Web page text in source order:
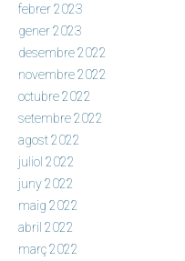
febrer 2023
gener 2023
desembre 2022
novembre 2022
octubre 2022
setembre 2022
agost 2022
juliol 2022
juny 2022
maig 2022
abril 2022
març 2022